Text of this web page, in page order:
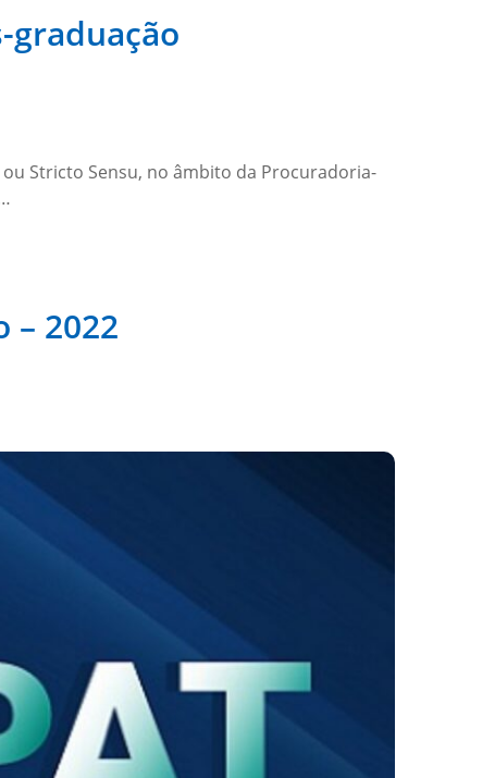
graduação
Stricto Sensu, no âmbito da Procuradoria-
– 2022